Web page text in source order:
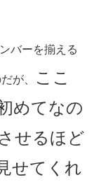
バーを揃える
が、
ここ
めてなの
せるほど
せてくれ